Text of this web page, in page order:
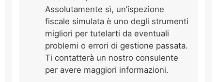
Assolutamente sì, un’ispezione
fiscale simulata è uno degli strumenti
migliori per tutelarti da eventuali
problemi o errori di gestione passata.
Ti contatterà un nostro consulente
per avere maggiori informazioni.